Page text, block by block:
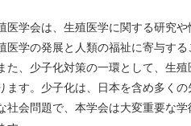
学会は、生殖医学に関する研究や
医学の発展と人類の福祉に寄与す
た、少子化対策の一環として、生
ます。少子化は、日本を含め多く
社会問題で、本学会は大変重要な